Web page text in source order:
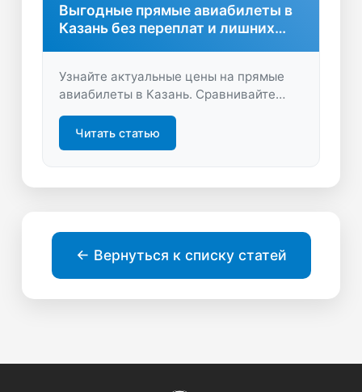
Выгодные прямые авиабилеты в
Казань без переплат и лишних
Узнайте актуальные цены на прямые
авиабилеты в Казань. Сравнивайте
экономьте время на поиске билетов на
LastBilet.ru.
Читать статью
← Вернуться к списку статей